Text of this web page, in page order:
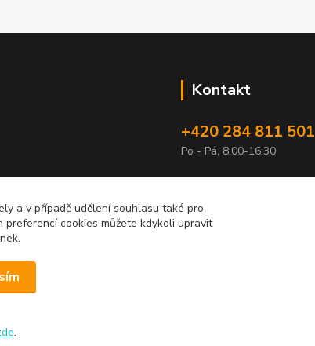
Kontakt
+420 284 811 501
Po - Pá, 8:00-16:30
a v případě udělení souhlasu také pro
preferencí cookies můžete kdykoli upravit
.